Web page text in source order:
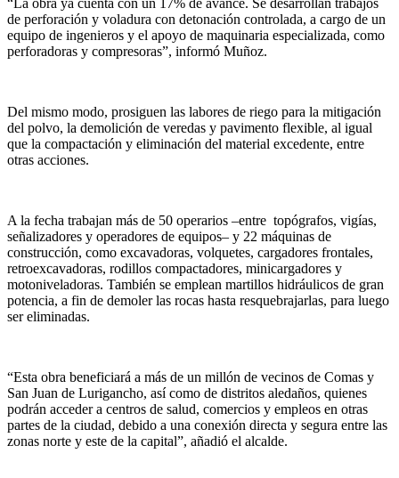
de perforación y voladura con detonación controlada, a cargo de un
equipo de ingenieros y el apoyo de maquinaria especializada, como
perforadoras y compresoras”, informó Muñoz.
Del mismo modo, prosiguen las labores de riego para la mitigación
del polvo, la demolición de veredas y pavimento flexible, al igual
que la compactación y eliminación del material excedente, entre
otras acciones.
A la fecha trabajan más de 50 operarios –entre topógrafos, vigías,
señalizadores y operadores de equipos– y 22 máquinas de
construcción, como excavadoras, volquetes, cargadores frontales,
retroexcavadoras, rodillos compactadores, minicargadores y
motoniveladoras. También se emplean martillos hidráulicos de gran
potencia, a fin de demoler las rocas hasta resquebrajarlas, para luego
ser eliminadas.
“Esta obra beneficiará a más de un millón de vecinos de Comas y
San Juan de Lurigancho, así como de distritos aledaños, quienes
podrán acceder a centros de salud, comercios y empleos en otras
partes de la ciudad, debido a una conexión directa y segura entre las
zonas norte y este de la capital”, añadió el alcalde.